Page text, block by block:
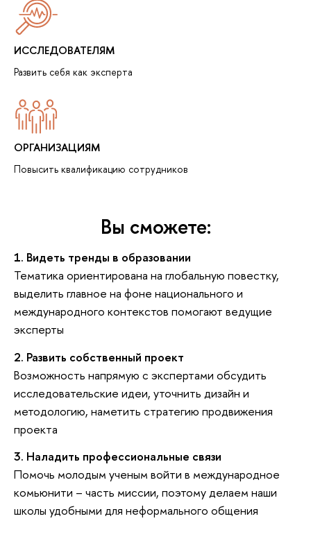
ИССЛЕДОВАТЕЛЯМ
Развить себя как эксперта
ОРГАНИЗАЦИЯМ
Повысить квалификацию сотрудников
Вы сможете:
1. Видеть тренды в образовании
Тематика ориентирована на глобальную повестку,
выделить главное на фоне национального и
международного контекстов помогают ведущие
эксперты
2. Развить собственный проект
Возможность напрямую с экспертами обсудить
исследовательские идеи, уточнить дизайн и
методологию, наметить стратегию продвижения
проекта
3. Наладить профессиональные связи
Помочь молодым ученым войти в международное
комьюнити – часть миссии, поэтому делаем наши
школы удобными для неформального общения